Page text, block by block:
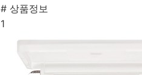
# 상품정보
1